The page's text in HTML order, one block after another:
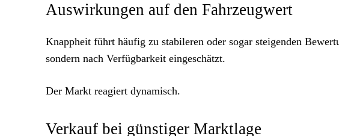
Auswirkungen auf den Fahrzeugwert
Knappheit führt häufig zu stabileren oder sogar steigenden
sondern nach Verfügbarkeit eingeschätzt.
Der Markt reagiert dynamisch.
Verkauf bei günstiger Marktlage